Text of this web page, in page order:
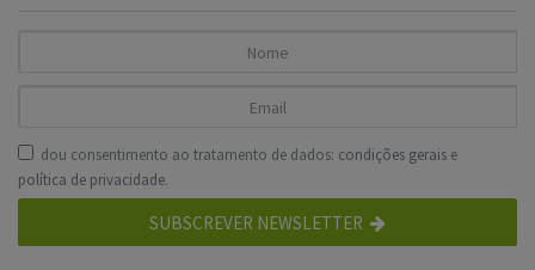
dou consentimento ao tratamento de dados: condições gerais e
política de privacidade.
SUBSCREVER NEWSLETTER